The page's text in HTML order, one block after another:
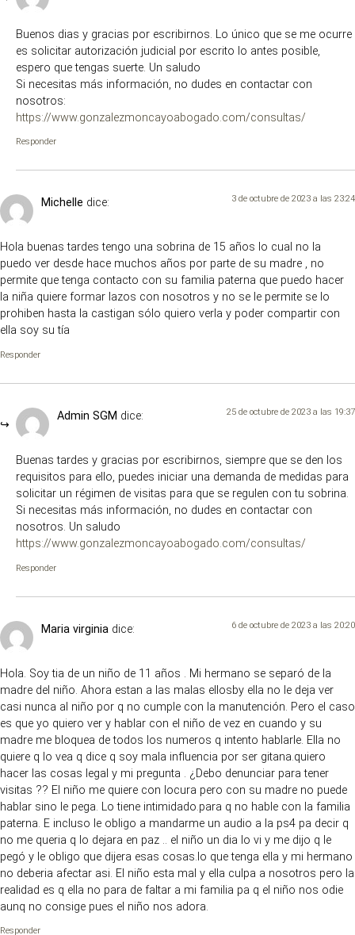
Buenos dias y gracias por escribirnos. Lo único que se me ocurre
es solicitar autorización judicial por escrito lo antes posible,
espero que tengas suerte. Un saludo
Si necesitas más información, no dudes en contactar con
nosotros:
https://www.gonzalezmoncayoabogado.com/consultas/
Responder
Michelle dice: 3 de octubre de 2023 a las 23:24
Hola buenas tardes tengo una sobrina de 15 años lo cual no la
puedo ver desde hace muchos años por parte de su madre , no
permite que tenga contacto con su familia paterna que puedo hacer
la niña quiere formar lazos con nosotros y no se le permite se lo
prohiben hasta la castigan sólo quiero verla y poder compartir con
ella soy su tía
Responder
Admin SGM dice: 25 de octubre de 2023 a las 19:37
Buenas tardes y gracias por escribirnos, siempre que se den los
requisitos para ello, puedes iniciar una demanda de medidas para
solicitar un régimen de visitas para que se regulen con tu sobrina.
Si necesitas más información, no dudes en contactar con
nosotros. Un saludo
https://www.gonzalezmoncayoabogado.com/consultas/
Responder
Maria virginia dice: 6 de octubre de 2023 a las 20:20
Hola. Soy tia de un niño de 11 años . Mi hermano se separó de la
madre del niño. Ahora estan a las malas ellosby ella no le deja ver
casi nunca al niño por q no cumple con la manutención. Pero el caso
es que yo quiero ver y hablar con el niño de vez en cuando y su
madre me bloquea de todos los numeros q intento hablarle. Ella no
quiere q lo vea q dice q soy mala influencia por ser gitana.quiero
hacer las cosas legal y mi pregunta . ¿Debo denunciar para tener
visitas ?? El niño me quiere con locura pero con su madre no puede
hablar sino le pega. Lo tiene intimidado.para q no hable con la familia
paterna. E incluso le obligo a mandarme un audio a la ps4 pa decir q
no me queria q lo dejara en paz .. el niño un dia lo vi y me dijo q le
pegó y le obligo que dijera esas cosas.lo que tenga ella y mi hermano
no deberia afectar asi. El niño esta mal y ella culpa a nosotros pero la
realidad es q ella no para de faltar a mi familia pa q el niño nos odie
aunq no consige pues el niño nos adora.
Responder